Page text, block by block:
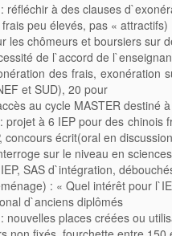
réfléchir à des clauses
peu élevés, pas « attractifs)
les chômeurs et boursiers sur
de l`accord de
des frais, exonération
et SUD), 20 pour
au cycle MASTER destiné
projet à 6 IEP pour des
concours écrit(oral en
sur le niveau en
SAS d`intégration,
: « Quel intérêt pour
d`anciens diplômés
nouvelles places créées ou